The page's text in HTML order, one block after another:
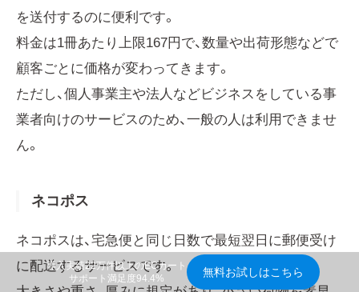
を送付するのに便利です。
料金は1冊あたり上限167円で、数量や出荷形態などで
顧客ごとに価格が変わってきます。
ただし、個人事業主や法人などビジネスをしている事
業者向けのサービスのため、一般の人は利用できませ
ん。
ネコポス
ネコポスは、宅急便と同じ日数で最短翌日に郵便受け
に配送するサービスです。
導入実績22万件以上のECカート
サポート満足度94.4%
無料お試しはこちら